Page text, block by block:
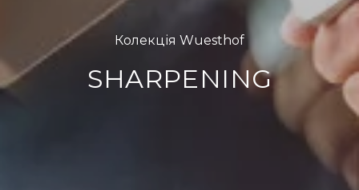
Колекція Wuesthof
SHARPENING